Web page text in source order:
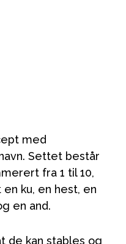
med
Settet består
fra 1 til 10,
ku, en hest, en
en and.
de kan stables og